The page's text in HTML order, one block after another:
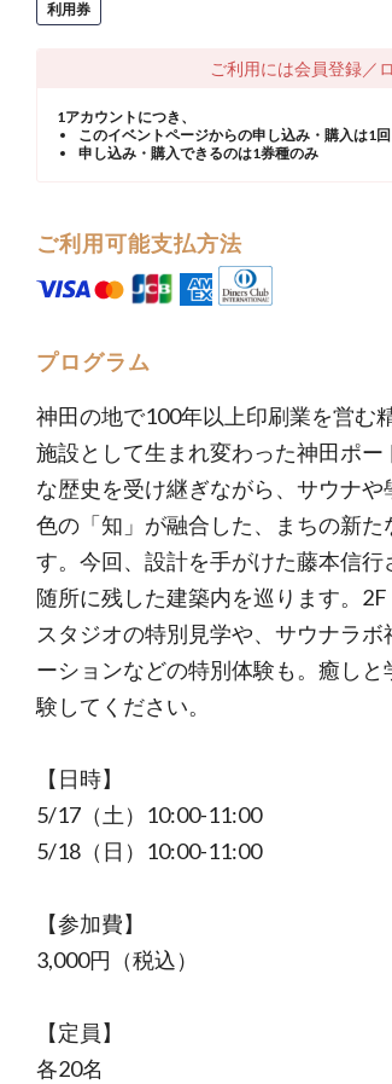
利用券
ご利用には会員登録／
1アカウントにつき、
このイベントページからの申し込み・購入は1
申し込み・購入できるのは1券種のみ
ご利用可能支払方法
プログラム
神田の地で100年以上印刷業を営む
施設として生まれ変わった神田ポ
な歴史を受け継ぎながら、サウナ
色の「知」が融合した、まちの新
す。今回、設計を手がけた藤本信
随所に残した建築内を巡ります。
スタジオの特別見学や、サウナラ
ーションなどの特別体験も。癒し
験してください。
【日時】
5/17（土）10:00-11:00
5/18（日）10:00-11:00
【参加費】
3,000円（税込）
【定員】
各20名